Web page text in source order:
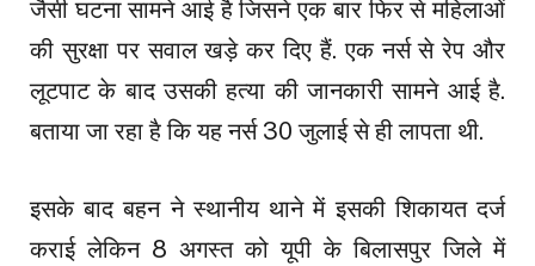
जैसी घटना सामने आई है जिसने एक बार फिर से महिलाओं
की सुरक्षा पर सवाल खड़े कर दिए हैं. एक नर्स से रेप और
लूटपाट के बाद उसकी हत्या की जानकारी सामने आई है.
बताया जा रहा है कि यह नर्स 30 जुलाई से ही लापता थी.
इसके बाद बहन ने स्थानीय थाने में इसकी शिकायत दर्ज
कराई लेकिन 8 अगस्त को यूपी के बिलासपुर जिले में